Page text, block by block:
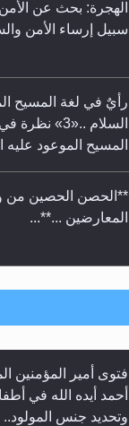
حفل توزيع الشهادات
الأحمدية بنيجيريا لعام 2025
الهجرة: بحث عن
سبيل إرساء الأمن
رأيٌ في لغة المسيح
السلام ..«3»
المسيح الموعود عليه
**الحصن الحصين
المعارضين ...**...
متطلَّبات التّحريك
رأيٌ في لغة المسيح
السلام.. 4...
فتوى أمير المؤمنين
أحمد أيده الله في
وتحديد جنس المولود..